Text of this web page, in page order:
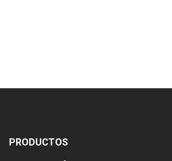
PRODUCTOS